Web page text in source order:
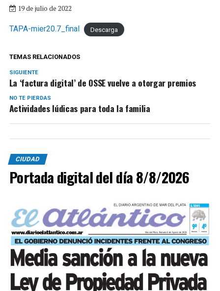
19 de julio de 2022
TAPA-mier20.7_final Descarga
TEMAS RELACIONADOS
SIGUIENTE
La ‘factura digital’ de OSSE vuelve a otorgar premios
NO TE PIERDAS
Actividades lúdicas para toda la familia
CIUDAD
Portada digital del día 8/8/2026